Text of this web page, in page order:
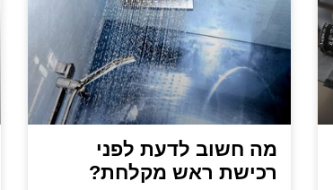
מה חשוב לדעת לפני
רכישת ראש מקלחת?